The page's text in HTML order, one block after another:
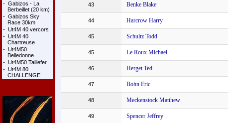
- Gabizos - La
Berbeillet (20 km)
- Gabizos Sky
Race 30km
- Ut4M 40 vercors
- Ut4M 40
Chartreuse
- Ut4M50
Belledonne
- Ut4M50 Taillefer
- Ut4M 80
CHALLENGE
43 Benke Blake
44 Harcrow Harry
45 Schultz Todd
45 Le Roux Michael
46 Herget Ted
47 Bohn Eric
48 Meckenstock Matthew
49 Spencer Jeffrey